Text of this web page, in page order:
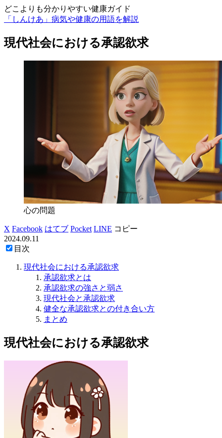
どこよりも分かりやすい健康ガイド
「しんけあ」病気や健康の用語を解説
現代社会における承認欲求
心の問題
X Facebook はてブ Pocket LINE コピー
2024.09.11
目次
現代社会における承認欲求
承認欲求とは
承認欲求の強さと弱さ
現代社会と承認欲求
健全な承認欲求との付き合い方
まとめ
現代社会における承認欲求